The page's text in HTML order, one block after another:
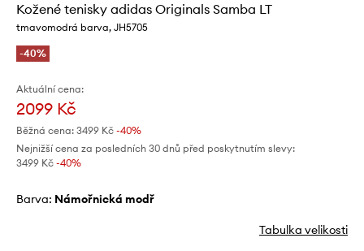
Kožené tenisky adidas Originals Samba LT
tmavomodrá barva, JH5705
-40%
Aktuální cena:
2099 Kč
Běžná cena: 3499 Kč -40%
Nejnižší cena za posledních 30 dnů před poskytnutím slevy:
3499 Kč -40%
Barva: námořnická modř
Tabulka velikosti